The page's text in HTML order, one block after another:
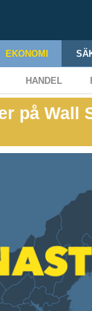
EKONOMI
HANDEL
på Wall